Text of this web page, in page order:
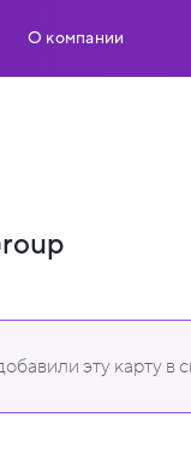
О компании
эту карту в